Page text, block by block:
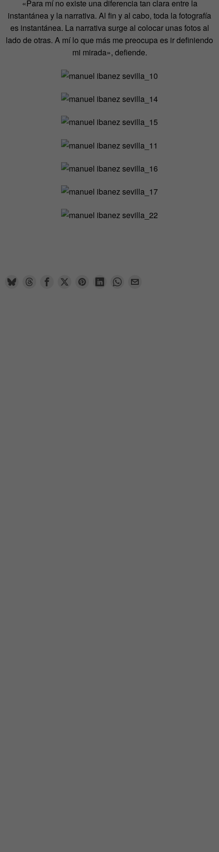
«Para mí no existe una diferencia tan clara entre la
instantánea y la narrativa. Al fin y al cabo, toda la fotografía
es instantánea. La narrativa surge al colocar unas fotos al
lado de otras. A mí lo que más me preocupa es ir definiendo
mi mirada», defiende.